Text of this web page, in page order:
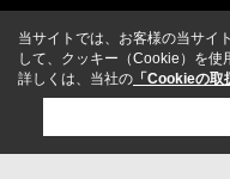
当サイトでは、お客様の当サイ
して、クッキー（Cookie）を使
詳しくは、当社の 「Cookieの取